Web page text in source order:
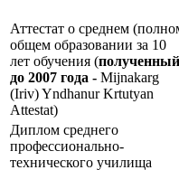
Аттестат о среднем
общем образовании за 10
лет обучения (полученный
до 2007 года - Mijnakarg
(Iriv) Yndhanur Krtutyan
Attestat)
Диплом среднего
профессионально-
технического училища